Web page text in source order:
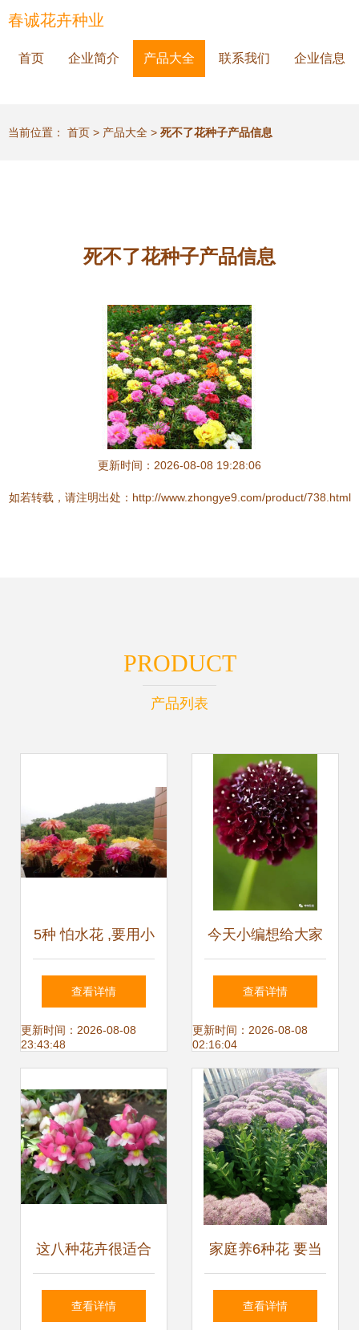
春诚花卉种业
首页 企业简介 产品大全 联系我们 企业信息
当前位置： 首页 > 产品大全 > 死不了花种子产品信息
死不了花种子产品信息
更新时间：2026-08-08 19:28:06
如若转载，请注明出处：http://www.zhongye9.com/product/738.html
PRODUCT
产品列表
5种 怕水花 ,要用小
盆养,少管多晒晒,
盆盆开大花
查看详情
更新时间：2026-08-08
23:43:48
今天小编想给大家
分享的花材,一起来
看看吧
查看详情
更新时间：2026-08-08
02:16:04
这八种花卉很适合
在秋天播种,来年春
查看详情
家庭养6种花 要当
心 ,容易出现 生物
查看详情